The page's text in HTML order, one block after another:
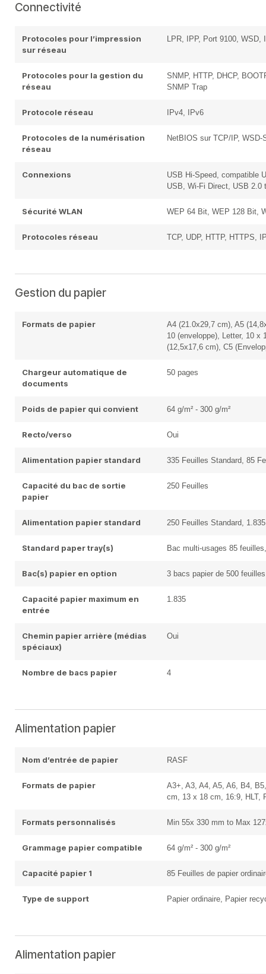
Connectivité
Protocoles pour l’impression
sur réseau
LPR, IPP, Port 9100, WSD,
Protocoles pour la gestion du
réseau
SNMP, HTTP, DHCP,
SNMP Trap
Protocole réseau IPv4, IPv6
Protocoles de la numérisation
réseau
NetBIOS sur TCP/IP,
Connexions
USB Hi-Speed, compatible
USB, Wi-Fi Direct, USB 2.0
Sécurité WLAN WEP 64 Bit, WEP 128 Bit,
Protocoles réseau TCP, UDP, HTTP, HTTPS,
Gestion du papier
Formats de papier
A4 (21.0x29,7 cm), A5
10 (enveloppe), Letter, 10
(12,5x17,6 cm), C5
Chargeur automatique de
documents
50 pages
Poids de papier qui convient 64 g/m² - 300 g/m²
Recto/verso Oui
Alimentation papier standard 335 Feuilles Standard, 85
Capacité du bac de sortie
papier
250 Feuilles
Alimentation papier standard 250 Feuilles Standard,
Standard paper tray(s) Bac multi-usages 85
Bac(s) papier en option 3 bacs papier de 500
Capacité papier maximum en
entrée
1.835
Chemin papier arrière (médias
spéciaux)
Oui
Nombre de bacs papier 4
Alimentation papier
Nom d’entrée de papier RASF
Formats de papier
A3+, A3, A4, A5, A6, B4,
cm, 13 x 18 cm, 16:9, HLT,
Formats personnalisés Min 55x 330 mm to Max
Grammage papier compatible 64 g/m² - 300 g/m²
Capacité papier 1 85 Feuilles de papier
Type de support Papier ordinaire, Papier
Alimentation papier